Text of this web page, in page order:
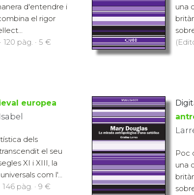
d'entendre i
el rigor
120 pàg. · 5 €
una
europea
dels
el seu
XI i XIII, la
com l'...
146 pàg. · 9 €
Poc
una